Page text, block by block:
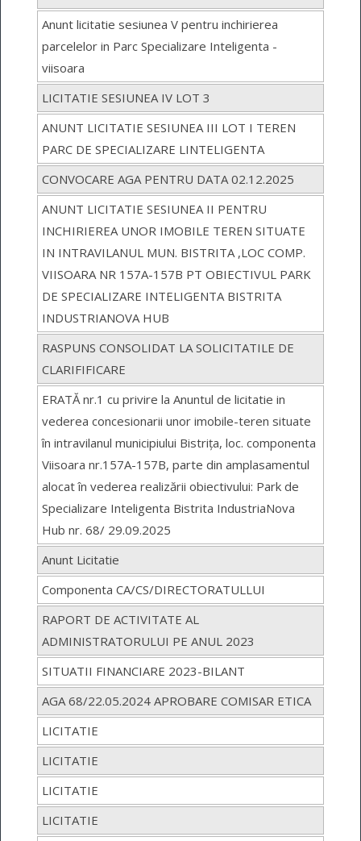
Anunt licitatie sesiunea V pentru inchirierea
parcelelor in Parc Specializare Inteligenta -
viisoara
LICITATIE SESIUNEA IV LOT 3
ANUNT LICITATIE SESIUNEA III LOT I TEREN
PARC DE SPECIALIZARE LINTELIGENTA
CONVOCARE AGA PENTRU DATA 02.12.2025
ANUNT LICITATIE SESIUNEA II PENTRU
INCHIRIEREA UNOR IMOBILE TEREN SITUATE
IN INTRAVILANUL MUN. BISTRITA ,LOC COMP.
VIISOARA NR 157A-157B PT OBIECTIVUL PARK
DE SPECIALIZARE INTELIGENTA BISTRITA
INDUSTRIANOVA HUB
RASPUNS CONSOLIDAT LA SOLICITATILE DE
CLARIFIFICARE
ERATĂ nr.1 cu privire la Anuntul de licitatie in
vederea concesionarii unor imobile-teren situate
în intravilanul municipiului Bistrița, loc. componenta
Viisoara nr.157A-157B, parte din amplasamentul
alocat în vederea realizării obiectivului: Park de
Specializare Inteligenta Bistrita IndustriaNova
Hub nr. 68/ 29.09.2025
Anunt Licitatie
Componenta CA/CS/DIRECTORATULLUI
RAPORT DE ACTIVITATE AL
ADMINISTRATORULUI PE ANUL 2023
SITUATII FINANCIARE 2023-BILANT
AGA 68/22.05.2024 APROBARE COMISAR ETICA
LICITATIE
LICITATIE
LICITATIE
LICITATIE